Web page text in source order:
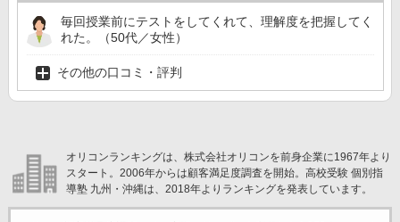
毎回授業前にテストをしてくれて、理解度を把握してく
れた。（50代／女性）
その他の口コミ・評判
オリコンランキングは、株式会社オリコンを前身企業に1967年より
スタート。2006年からは顧客満足度調査を開始。高校受験 個別指
導塾 九州・沖縄は、2018年よりランキングを発表しています。